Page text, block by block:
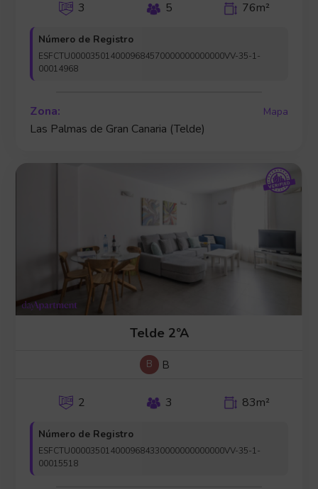
3 5 76m²
Número de Registro
ESFCTU0000350140009684570000000000000VV-35-1-
00014968
Zona: Mapa
Las Palmas de Gran Canaria (Telde)
Telde 2ºA
B B
2 3 83m²
Número de Registro
ESFCTU0000350140009684330000000000000VV-35-1-
00015518